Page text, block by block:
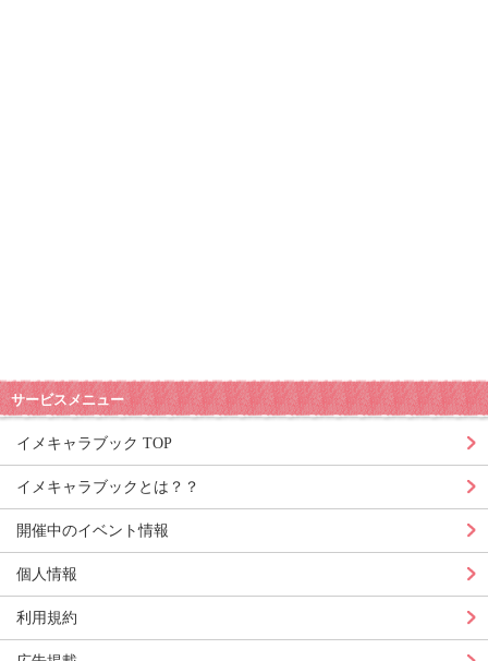
サービスメニュー
イメキャラブック TOP
イメキャラブックとは？？
開催中のイベント情報
個人情報
利用規約